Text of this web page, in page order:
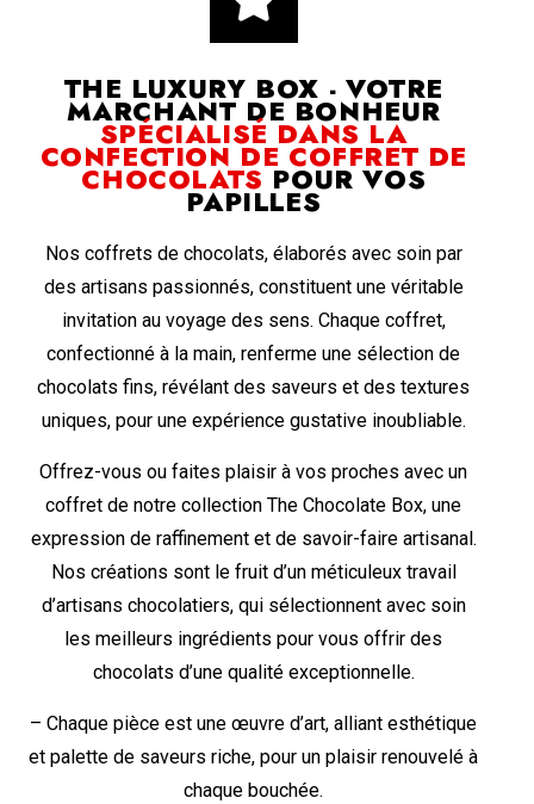
THE LUXURY BOX - VOTRE
MARCHANT DE BONHEUR
SPÉCIALISÉ DANS LA
CONFECTION DE COFFRET DE
CHOCOLATSPOUR VOS
PAPILLES
Nos coffrets de chocolats, élaborés avec soin par
des artisans passionnés, constituent une véritable
invitation au voyage des sens. Chaque coffret,
confectionné à la main, renferme une sélection de
chocolats fins, révélant des saveurs et des textures
uniques, pour une expérience gustative inoubliable.
Offrez-vous ou faites plaisir à vos proches avec un
coffret de notre collection The Chocolate Box, une
expression de raffinement et de savoir-faire artisanal.
Nos créations sont le fruit d’un méticuleux travail
d’artisans chocolatiers, qui sélectionnent avec soin
les meilleurs ingrédients pour vous offrir des
chocolats d’une qualité exceptionnelle.
– Chaque pièce est une œuvre d’art, alliant esthétique
et palette de saveurs riche, pour un plaisir renouvelé à
chaque bouchée.